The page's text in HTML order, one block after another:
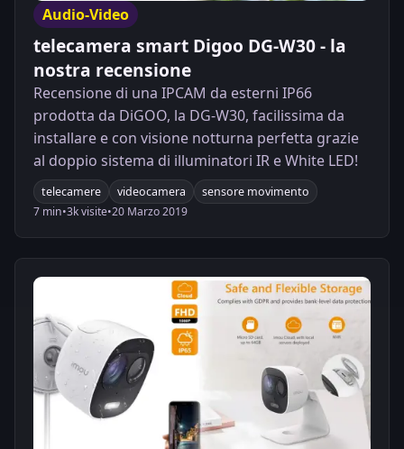
Audio-Video
telecamera smart Digoo DG-W30 - la
nostra recensione
Recensione di una IPCAM da esterni IP66
prodotta da DiGOO, la DG-W30, facilissima da
installare e con visione notturna perfetta grazie
al doppio sistema di illuminatori IR e White LED!
telecamere videocamera
sensore movimento
7 min•3k visite•20 Marzo 2019